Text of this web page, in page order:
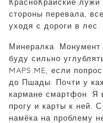
стороны перевала,
уходя с дороги в лес.
Минералка. Монумент
буду сильно
MAPS.ME, если
до Пшады. Почти у
кармане смартфон. Я
прогу и карты к ней.
намёка на проблему